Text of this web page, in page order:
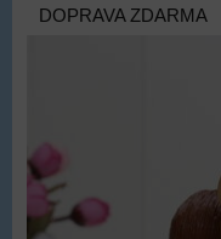
DOPRAVA ZDARMA